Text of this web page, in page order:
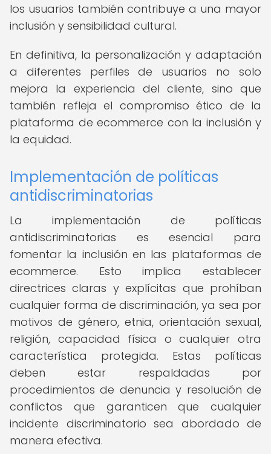
los usuarios también contribuye a una mayor
inclusión y sensibilidad cultural.
En definitiva, la personalización y adaptación
a diferentes perfiles de usuarios no solo
mejora la experiencia del cliente, sino que
también refleja el compromiso ético de la
plataforma de ecommerce con la inclusión y
la equidad.
Implementación de políticas
antidiscriminatorias
La implementación de políticas
antidiscriminatorias es esencial para
fomentar la inclusión en las plataformas de
ecommerce. Esto implica establecer
directrices claras y explícitas que prohíban
cualquier forma de discriminación, ya sea por
motivos de género, etnia, orientación sexual,
religión, capacidad física o cualquier otra
característica protegida. Estas políticas
deben estar respaldadas por
procedimientos de denuncia y resolución de
conflictos que garanticen que cualquier
incidente discriminatorio sea abordado de
manera efectiva.